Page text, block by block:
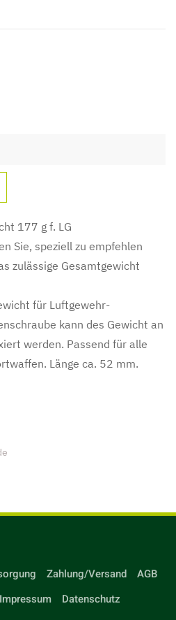
177 g f. LG
Sie, speziell zu empfehlen
zulässige Gesamtgewicht
für Luftgewehr-
kann des Gewicht an
werden. Passend für alle
Länge ca. 52 mm.
Zahlung/Versand
AGB
Impressum Datenschutz